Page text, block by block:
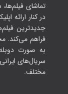
تماشای
در کنار ارائه
جدیدترین
فراهم می‌کند.
به صورت
سریال‌های
مختلف.